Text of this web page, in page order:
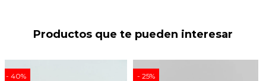
Productos que te pueden interesar
40 25